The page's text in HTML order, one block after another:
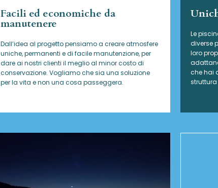
Facili ed economiche da
manutenere
Dall’idea al progetto pensiamo a creare atmosfere
uniche, permanenti e di facile manutenzione, per
dare ai nostri clienti il meglio al minor costo di
conservazione. Vogliamo che sia una soluzione
per la vita e non una cosa passeggera.
Le
diverse
loro
che hai